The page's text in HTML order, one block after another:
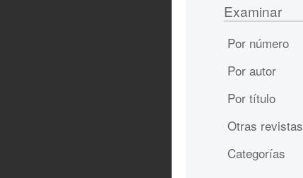
Examinar
Por número
Por autor
Por título
Otras revistas
Categorías